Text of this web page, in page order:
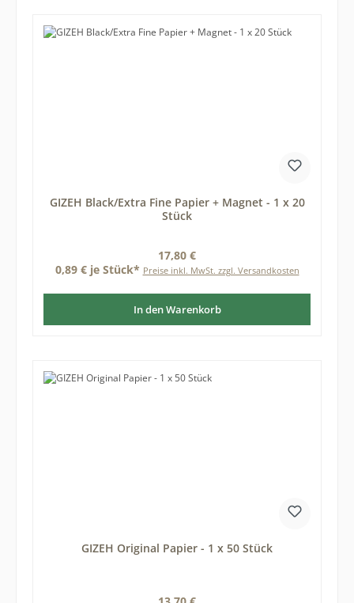
GIZEH Black/Extra Fine Papier + Magnet - 1 x 20
Stück
Regulärer Preis:
17,80 €
0,89 € je Stück* Preise inkl. MwSt. zzgl. Versandkosten
In den Warenkorb
GIZEH Original Papier - 1 x 50 Stück